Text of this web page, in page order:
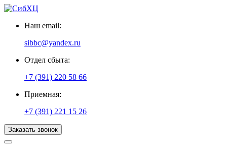
Наш email:
sibbc@yandex.ru
Отдел сбыта:
+7 (391) 220 58 66
Приемная:
+7 (391) 221 15 26
Заказать звонок